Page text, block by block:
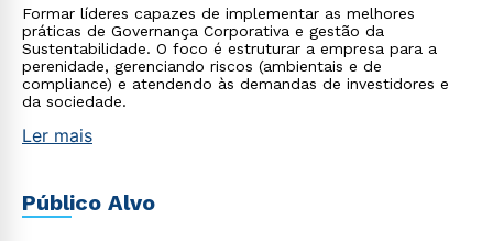
Formar líderes capazes de implementar as melhores
práticas de Governança Corporativa e gestão da
Sustentabilidade. O foco é estruturar a empresa para a
perenidade, gerenciando riscos (ambientais e de
compliance) e atendendo às demandas de investidores e
da sociedade.
Ler mais
Público Alvo